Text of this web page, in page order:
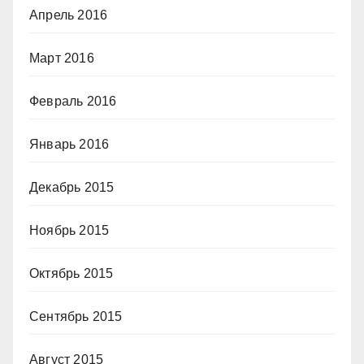
Апрель 2016
Март 2016
Февраль 2016
Январь 2016
Декабрь 2015
Ноябрь 2015
Октябрь 2015
Сентябрь 2015
Август 2015